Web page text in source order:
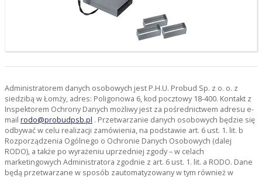
Administratorem danych osobowych jest P.H.U. Probud Sp. z o. o. z
siedzibą w Łomży, adres: Poligonowa 6, kod pocztowy 18-400. Kontakt z
Inspektorem Ochrony Danych możliwy jest za pośrednictwem adresu e-
mail rodo@probudpsb.pl . Przetwarzanie danych osobowych będzie się
odbywać w celu realizacji zamówienia, na podstawie art. 6 ust. 1. lit. b
Rozporządzenia Ogólnego o Ochronie Danych Osobowych (dalej
RODO), a także po wyrażeniu uprzedniej zgody – w celach
marketingowych Administratora zgodnie z art. 6 ust. 1. lit. a RODO. Dane
będą przetwarzane w sposób zautomatyzowany w tym również w